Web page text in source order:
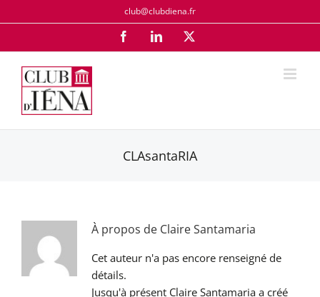
au
club@clubdiena.fr
FacebookLinkedIn
CLAsantaRIA
À propos de Claire Santamaria
Cet auteur n'a pas encore renseigné de
détails.
Jusqu'à présent Claire Santamaria a créé